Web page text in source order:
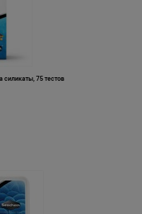
силикаты, 75 тестов